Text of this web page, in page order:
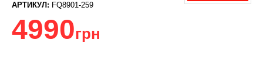
АРТИКУЛ: FQ8901-259
4990грн